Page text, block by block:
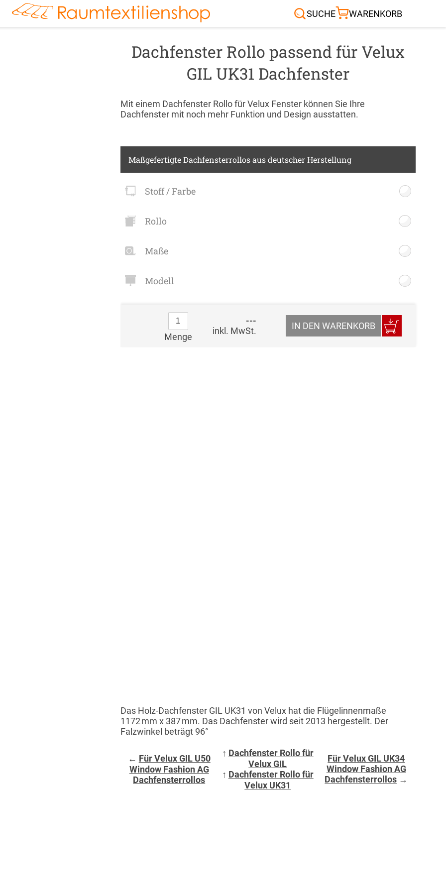
SUCHE WARENKORB
FENSTER & TÜREN RÄUME TERRASSE, GARTEN & CO.
Dachfenster Rollo passend für Velux
GIL UK31 Dachfenster
Mit einem Dachfenster Rollo für Velux Fenster können Sie Ihre
Dachfenster mit noch mehr Funktion und Design ausstatten.
Maßgefertigte Dachfensterrollos aus deutscher Herstellung
Stoff / Farbe
Rollo
Maße
Modell
Menge
---
inkl. MwSt. IN DEN WARENKORB
Das Holz-Dachfenster GIL UK31 von Velux hat die Flügelinnenmaße
1172 mm x 387 mm. Das Dachfenster wird seit 2013 hergestellt. Der
Falzwinkel beträgt 96°
← Für Velux GIL U50
Window Fashion AG
Dachfensterrollos
↑ Dachfenster Rollo für
Velux GIL
↑ Dachfenster Rollo für
Velux UK31
Für Velux GIL UK34
Window Fashion AG
Dachfensterrollos →